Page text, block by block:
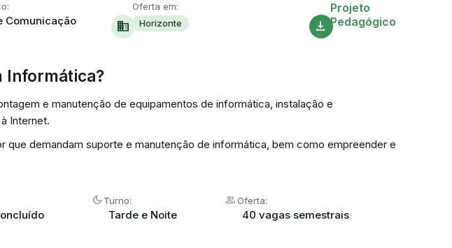
Comunicação domain
Oferta em:
Horizonte
download
Projeto
Pedagógico
Informática?
e manutenção de equipamentos de informática, instalação e
Internet.
demandam suporte e manutenção de informática, bem como empreender e
dark_modeTurno:
Tarde e Noite
groupOferta:
40 vagas semestrais